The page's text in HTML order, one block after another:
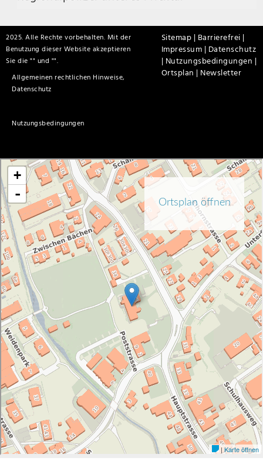
2025. Alle Rechte vorbehalten. Mit der
Benutzung dieser Website akzeptieren
Sie die "
Allgemeinen rechtlichen Hinweise,
Datenschutz
" und "
Nutzungsbedingungen
".
Sitemap | Barrierefrei |
Impressum | Datenschutz
| Nutzungsbedingungen |
Ortsplan | Newsletter